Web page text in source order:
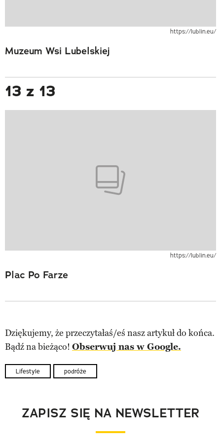
https://lublin.eu/
Muzeum Wsi Lubelskiej
13 z 13
https://lublin.eu/
Plac Po Farze
Dziękujemy, że przeczytałaś/eś nasz artykuł do końca.
Bądź na bieżąco! Obserwuj nas w Google.
Lifestyle podróże
ZAPISZ SIĘ NA NEWSLETTER